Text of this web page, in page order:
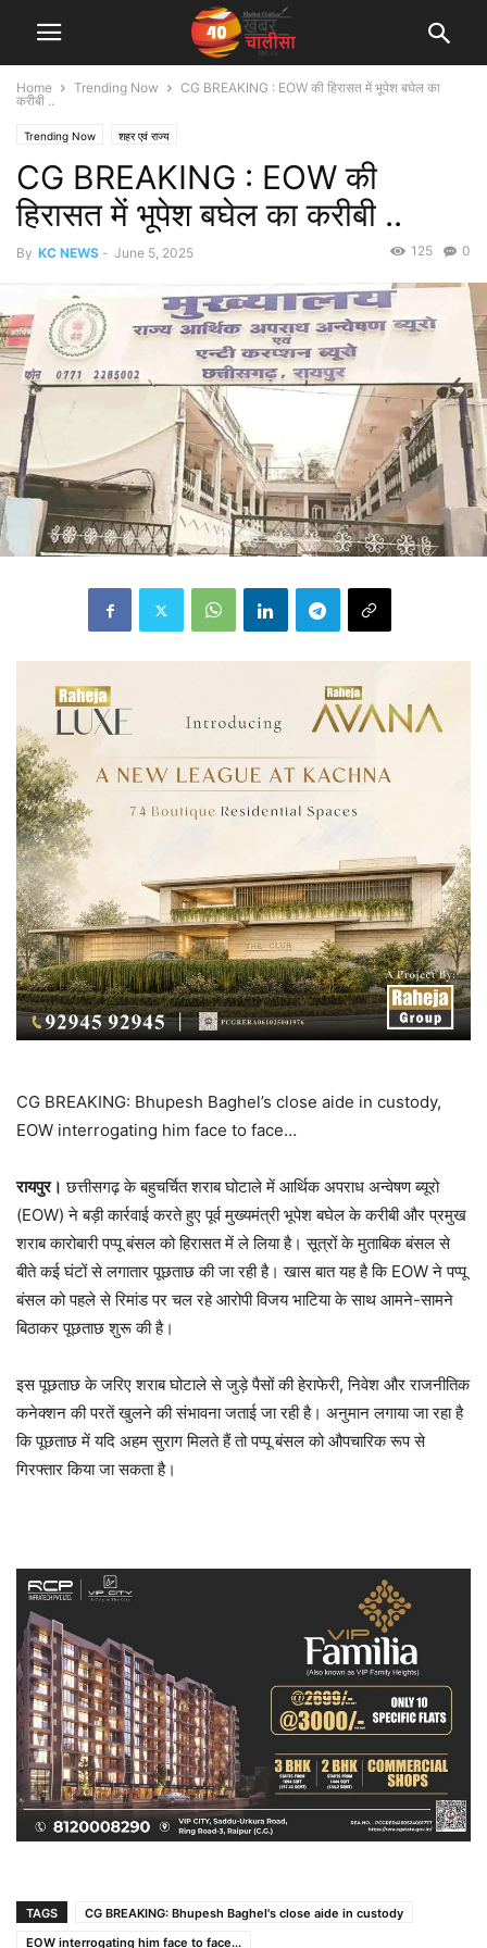
Home Trending Now
CG BREAKING : EOW की हिरासत में भूपेश बघेल का
करीबी ..
Trending Now शहर एवं राज्य
CG BREAKING : EOW की
हिरासत में भूपेश बघेल का करीबी ..
By KC NEWS - June 5, 2025 0
125
CG BREAKING: Bhupesh Baghel’s close aide in custody,
EOW interrogating him face to face…
रायपुर। छत्तीसगढ़ के बहुचर्चित शराब घोटाले में आर्थिक अपराध अन्वेषण ब्यूरो
(EOW) ने बड़ी कार्रवाई करते हुए पूर्व मुख्यमंत्री भूपेश बघेल के करीबी और प्रमुख
शराब कारोबारी पप्पू बंसल को हिरासत में ले लिया है। सूत्रों के मुताबिक बंसल से
बीते कई घंटों से लगातार पूछताछ की जा रही है। खास बात यह है कि EOW ने पप्पू
बंसल को पहले से रिमांड पर चल रहे आरोपी विजय भाटिया के साथ आमने-सामने
बिठाकर पूछताछ शुरू की है।
इस पूछताछ के जरिए शराब घोटाले से जुड़े पैसों की हेराफेरी, निवेश और राजनीतिक
कनेक्शन की परतें खुलने की संभावना जताई जा रही है। अनुमान लगाया जा रहा है
कि पूछताछ में यदि अहम सुराग मिलते हैं तो पप्पू बंसल को औपचारिक रूप से
गिरफ्तार किया जा सकता है।
TAGS
CG BREAKING: Bhupesh Baghel's close aide in custody
EOW interrogating him face to face...